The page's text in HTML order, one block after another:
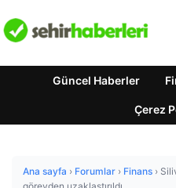
Güncel Haberler
Çerez
Ana sayfa › Forumlar › Finans ›